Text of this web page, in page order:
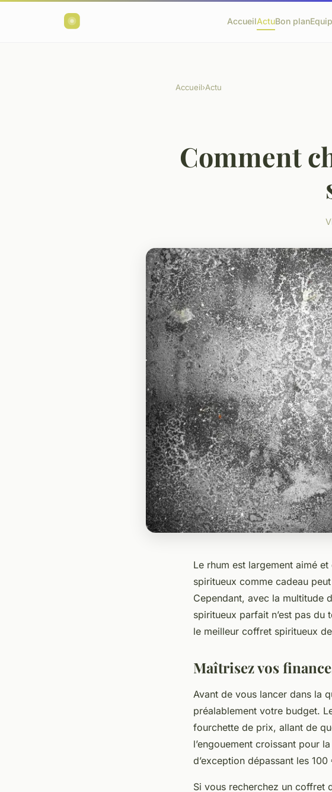
AccueilActuBon plan
Accueil›Actu
Comment
Le rhum est largement aimé
spiritueux comme cadeau
Cependant, avec la multitude
spiritueux parfait n’est pas
le meilleur coffret spiritueux
Maîtrisez vos
Avant de vous lancer dans la
préalablement votre budget.
fourchette de prix, allant de
l’engouement croissant pour
d’exception dépassant les
Si vous recherchez un coffret